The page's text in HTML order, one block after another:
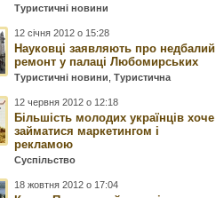
Туристичні новини
12 січня 2012 о 15:28
Науковці заявляють про недбалий
ремонт у палаці Любомирських
Туристичні новини ,Туристична
12 червня 2012 о 12:18
Більшість молодих українців хоче
займатися маркетингом і
рекламою
Суспільство
18 жовтня 2012 о 17:04